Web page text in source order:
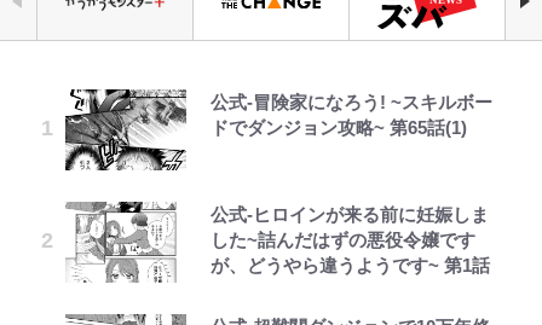
公式-冒険家になろう! ~スキルボー
ドでダンジョン攻略~ 第65話(1)
公式-ヒロインが来る前に妊娠しま
した~詰んだはずの悪役令嬢です
が、どうやら違うようです~ 第1話
錦織一清の写真集はなぜ私服なの
か…高級ブランドをやめ等身大の自
藤原紀香が23年間続けるボランテ
ィア活動の原動力は…「偽善者だ」
千葉雄大、ほっそりイケメン近影に
「顔パンパンだったのに」反響 視
GLAY・TERU＆PUFFY大貫亜美
の“共演”ショットに「夫婦で写っ
てるの尊い」 長女はもう23歳
荒々しい「火山帯」の一端にいるこ
とを体感！ 登頂約10分でも大迫力
ポ【福島県福島市】
青く美しい「幸せのブルービー」の
空の轍と大地の雲と 第1回
第3回 出版までの道のり・その2
｢守り方かっこよすぎ｣上田綺世が
妻の“ワンオペ騒動”に家族写真で
長友夫妻も続々エール！
｢めーっちゃオシャじゃん｣中田英
「自分の絵ごと、このジャンルはそ
ろそろ終わりかな」江口寿史が炎上
「カルチャーは引用の歴史である」
江口寿史と樋口毅宏、“引用と継
承”をめぐる対話
えびめしの流儀
でっかい男になりたいゾ